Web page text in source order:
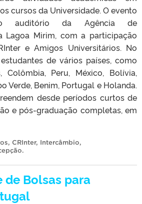
cursos da Universidade. O evento
auditório da Agência de
Lagoa Mirim, com a participação
e Amigos Universitários. No
de vários países, como
Colômbia, Peru, México, Bolívia,
Verde, Benim, Portugal e Holanda.
desde períodos curtos de
e pós-graduação completas, em
, CRInter, Intercâmbio,
.
Bolsas para